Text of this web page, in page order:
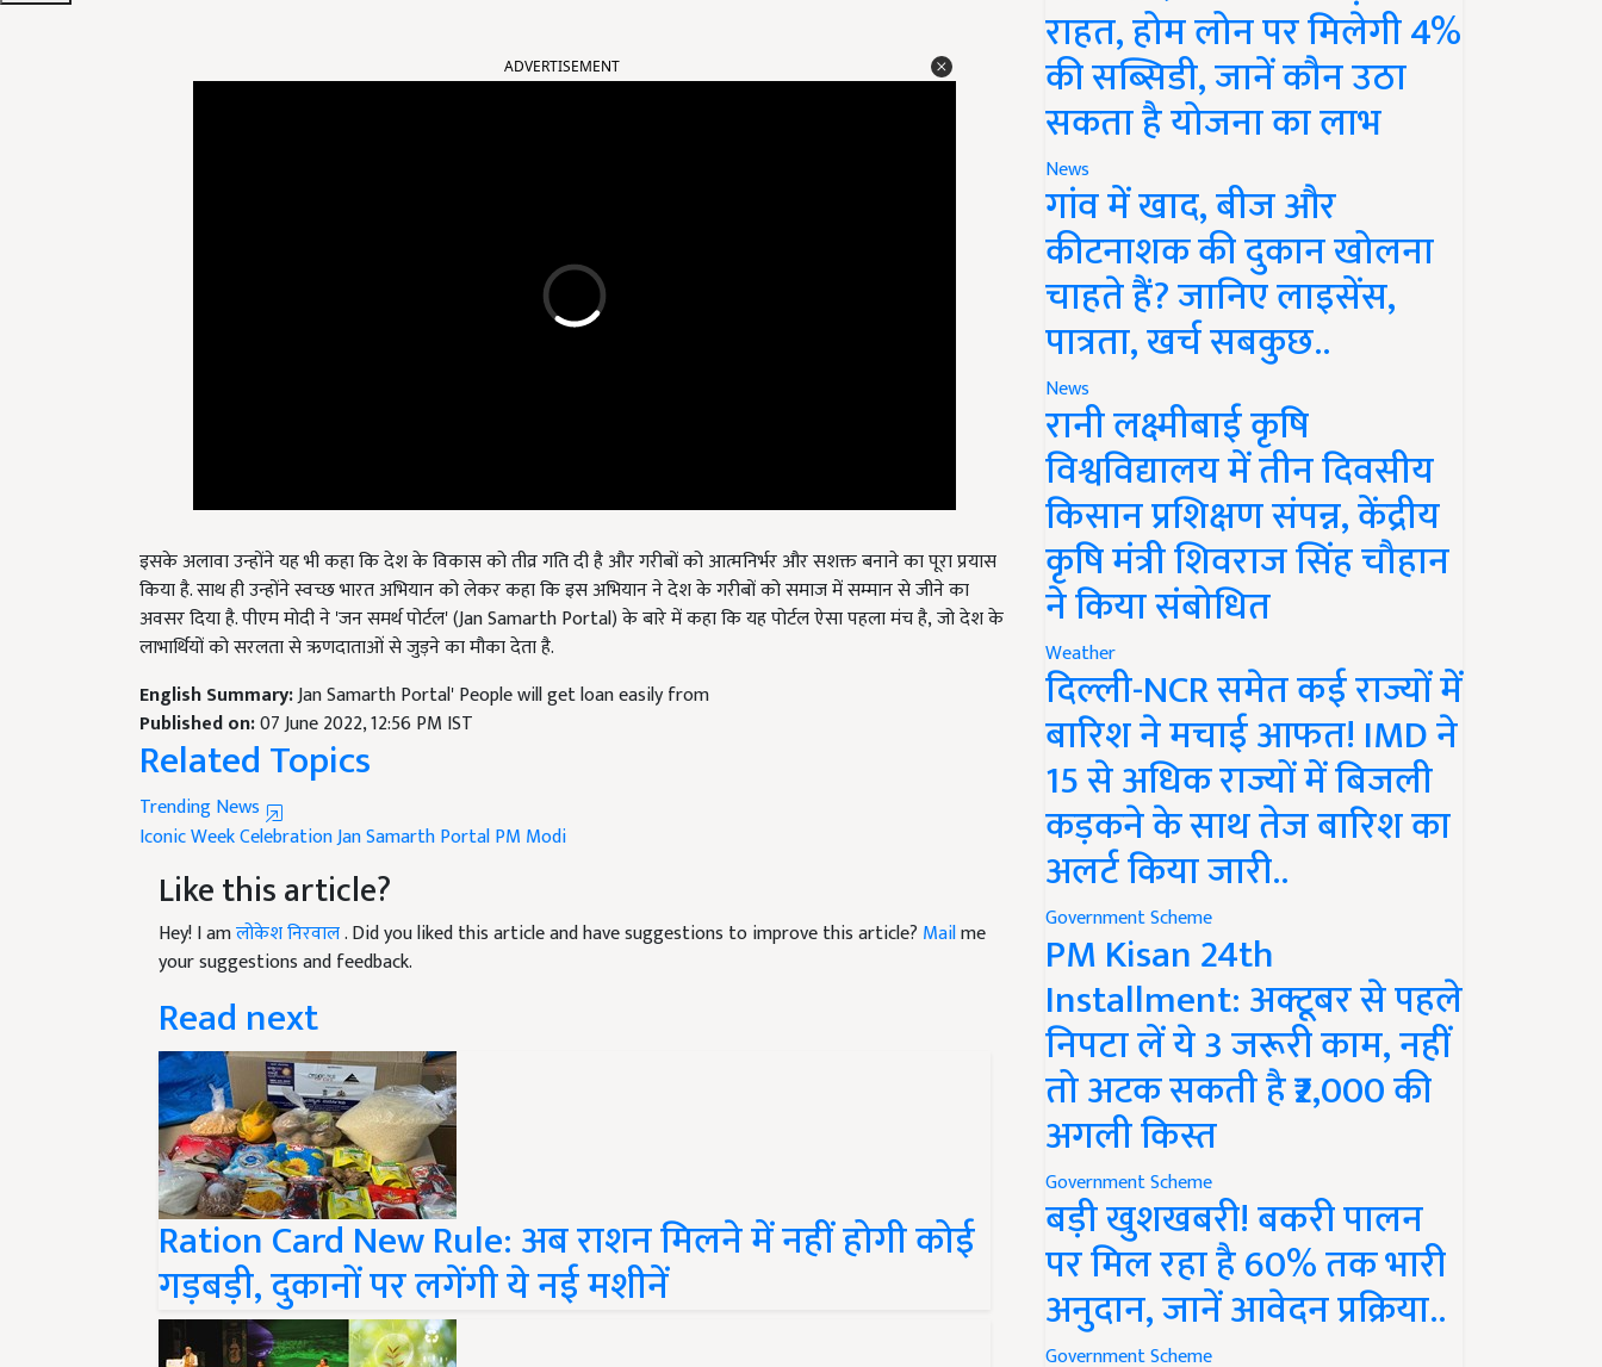
किया है. साथ ही उन्होंने स्वच्छ भारत अभियान को लेकर कहा कि इस अभियान ने देश के गरीबों को समाज में सम्मान से जीने का
अवसर दिया है. पीएम मोदी ने 'जन समर्थ पोर्टल' (Jan Samarth Portal) के बारे में कहा कि यह पोर्टल ऐसा पहला मंच है, जो देश के
लाभार्थियों को सरलता से ऋणदाताओं से जुड़ने का मौका देता है.
Jan Samarth Portal' People will get loan easily from
Published on:07 June 2022, 12:56 PM IST
Related Topics
Trending News
Iconic Week Celebration
Like this article?
Hey! I amलोकेश निरवाल. Did you liked this article and have suggestions to improve this article?
your suggestions and feedback.
Read next
Ration Card New Rule: अब राशन मिलने में नहीं होगी कोई
गड़बड़ी, दुकानों पर लगेंगी ये नई मशीनें
राहत, होम लोन पर मिलेगी 4%
की सब्सिडी, जानें कौन उठा
सकता है योजना का लाभ
News
गांव में खाद, बीज और
कीटनाशक की दुकान खोलना
चाहते हैं? जानिए लाइसेंस,
पात्रता, खर्च सबकुछ..
News
रानी लक्ष्मीबाई कृषि
विश्वविद्यालय में तीन दिवसीय
किसान प्रशिक्षण संपन्न, केंद्रीय
कृषि मंत्री शिवराज सिंह चौहान
ने किया संबोधित
Weather
दिल्ली-NCR समेत कई राज्यों में
बारिश ने मचाई आफत! IMD ने
15 से अधिक राज्यों में बिजली
कड़कने के साथ तेज बारिश का
अलर्ट किया जारी..
Government Scheme
PM Kisan 24th
Installment: अक्टूबर से पहले
निपटा लें ये 3 जरूरी काम, नहीं
तो अटक सकती है ₹2,000 की
अगली किस्त
Government Scheme
बड़ी खुशखबरी! बकरी पालन
पर मिल रहा है 60% तक भारी
अनुदान, जानें आवेदन प्रक्रिया..
Government Scheme